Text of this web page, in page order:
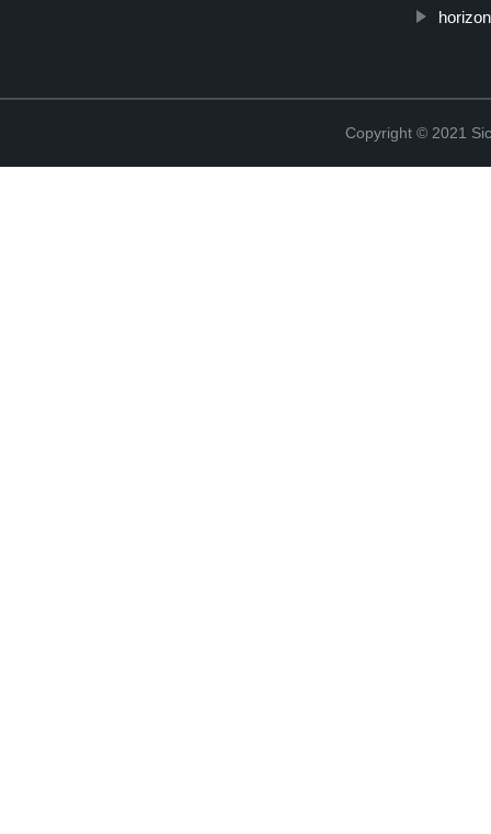
Copyright © 2021